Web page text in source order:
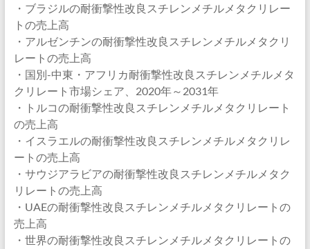
・ブラジルの耐衝撃性改良スチレンメチルメタクリレー
トの売上高
・アルゼンチンの耐衝撃性改良スチレンメチルメタクリ
レートの売上高
・国別-中東・アフリカ耐衝撃性改良スチレンメチルメタ
クリレート市場シェア、2020年～2031年
・トルコの耐衝撃性改良スチレンメチルメタクリレート
の売上高
・イスラエルの耐衝撃性改良スチレンメチルメタクリレ
ートの売上高
・サウジアラビアの耐衝撃性改良スチレンメチルメタク
リレートの売上高
・UAEの耐衝撃性改良スチレンメチルメタクリレートの
売上高
・世界の耐衝撃性改良スチレンメチルメタクリレートの